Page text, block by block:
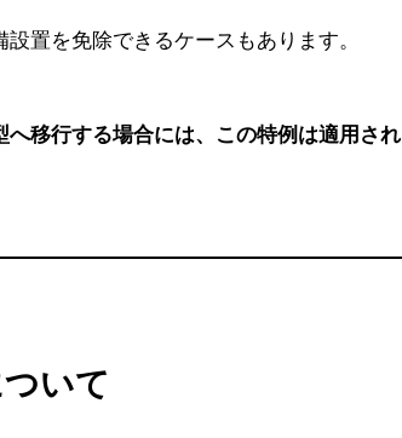
置を免除できるケースもあります。
移行する場合には、この特例は適用され
いて